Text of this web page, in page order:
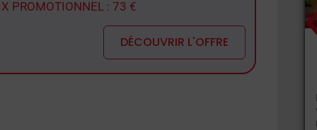
PROMOTIONNEL : 73 €
DÉCOUVRIR L'OFFRE